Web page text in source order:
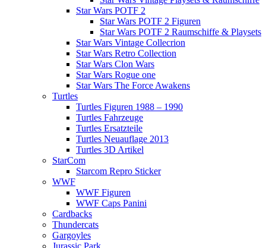
Star Wars POTF 2
Star Wars POTF 2 Figuren
Star Wars POTF 2 Raumschiffe & Playsets
Star Wars Vintage Collecrion
Star Wars Retro Collection
Star Wars Clon Wars
Star Wars Rogue one
Star Wars The Force Awakens
Turtles
Turtles Figuren 1988 – 1990
Turtles Fahrzeuge
Turtles Ersatzteile
Turtles Neuauflage 2013
Turtles 3D Artikel
StarCom
Starcom Repro Sticker
WWF
WWF Figuren
WWF Caps Panini
Cardbacks
Thundercats
Gargoyles
Jurassic Park